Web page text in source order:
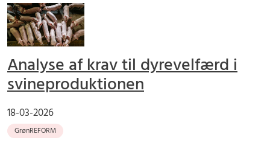
Analyse af krav til dyrevelfærd i
svineproduktionen
18-03-2026
GrønREFORM